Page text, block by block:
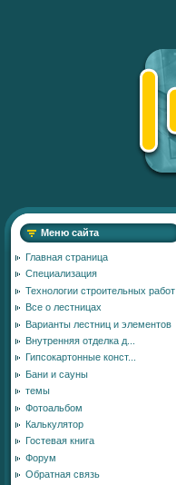
Меню сайта
Главная страница
Специализация
Технологии строительных работ
Все о лестницах
Варианты лестниц и элементов
Внутренняя отделка д...
Гипсокартонные конст...
Бани и сауны
темы
Фотоальбом
Калькулятор
Гостевая книга
Форум
Обратная связь